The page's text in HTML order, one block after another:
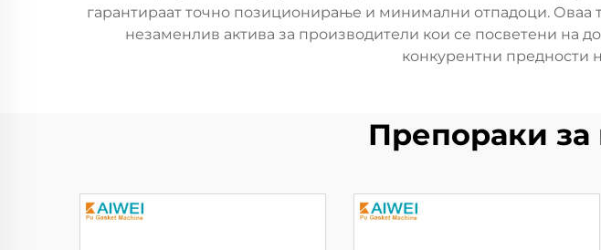
гарантираат точно позиционирање и минимални отпадоци. Оваа
незаменлив актива за производители кои се посветени на
конкурентни предности
Препораки